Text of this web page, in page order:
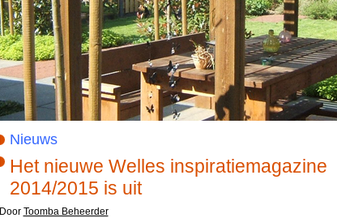
Nieuws
Het nieuwe Welles inspiratiemagazine
2014/2015 is uit
Door Toomba Beheerder